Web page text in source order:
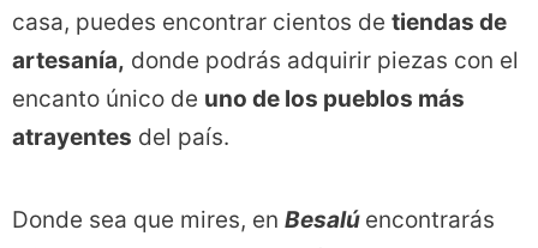
casa, puedes encontrar cientos de tiendas de
artesanía, donde podrás adquirir piezas con el
encanto único de uno de los pueblos más
atrayentes del país.
Donde sea que mires, en Besalú encontrarás